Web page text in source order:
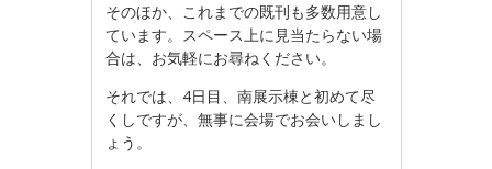
そのほか、これまでの既刊も多数用意し
ています。スペース上に見当たらない場
合は、お気軽にお尋ねください。
それでは、4日目、南展示棟と初めて尽
くしですが、無事に会場でお会いしまし
ょう。